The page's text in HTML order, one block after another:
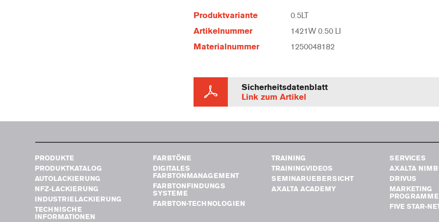
Produktvariante 0.5LT
Artikelnummer 1421W 0.50 LI
Materialnummer 1250048182
Sicherheitsdatenblatt
Link zum Artikel
PRODUKTE
PRODUKTKATALOG
AUTOLACKIERUNG
NFZ-LACKIERUNG
INDUSTRIELACKIERUNG
TECHNISCHE
INFORMATIONEN
FARBTÖNE
DIGITALES
FARBTONMANAGEMENT
FARBTONFINDUNGS
SYSTEME
FARBTON-TECHNOLOGIEN
TRAINING
TRAININGVIDEOS
SEMINARUEBERSICHT
AXALTA ACADEMY
SERVICES
AXALTA
DRIVUS
MARKETING
FIVE STAR-